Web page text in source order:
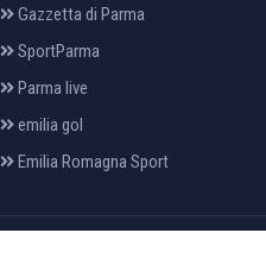
Gazzetta di Parma
SportParma
Parma live
emilia gol
Emilia Romagna Sport